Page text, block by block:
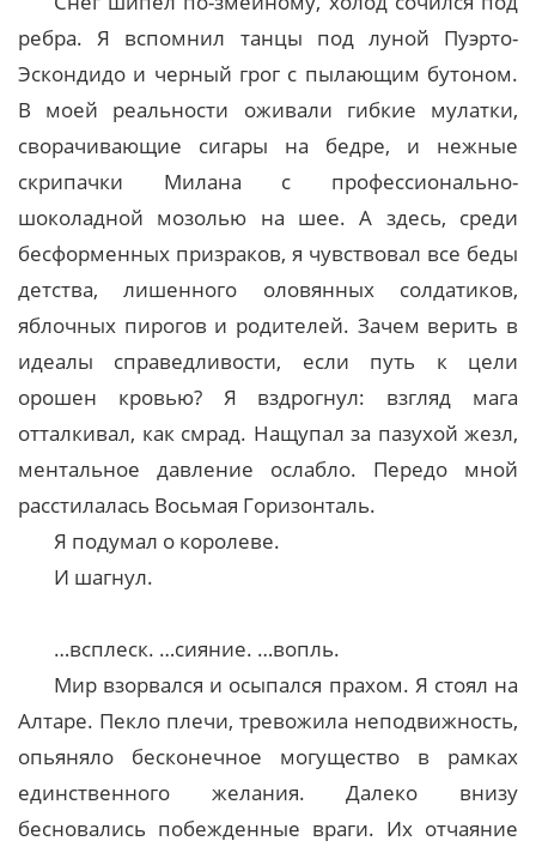
ребра. Я вспомнил танцы под луной Пуэрто-
Эскондидо и черный грог с пылающим бутоном.
В моей реальности оживали гибкие мулатки,
сворачивающие сигары на бедре, и нежные
скрипачки Милана с профессионально-
шоколадной мозолью на шее. А здесь, среди
бесформенных призраков, я чувствовал все беды
детства, лишенного оловянных солдатиков,
яблочных пирогов и родителей. Зачем верить в
идеалы справедливости, если путь к цели
орошен кровью? Я вздрогнул: взгляд мага
отталкивал, как смрад. Нащупал за пазухой жезл,
ментальное давление ослабло. Передо мной
расстилалась Восьмая Горизонталь.
Я подумал о королеве.
И шагнул.
…всплеск. …сияние. …вопль.
Мир взорвался и осыпался прахом. Я стоял на
Алтаре. Пекло плечи, тревожила неподвижность,
опьяняло бесконечное могущество в рамках
единственного желания. Далеко внизу
бесновались побежденные враги. Их отчаяние